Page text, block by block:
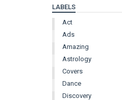
LABELS
Act
Ads
Amazing
Astrology
Covers
Dance
Discovery